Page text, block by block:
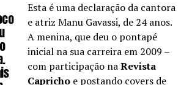
Esta é uma declaração da cantora
e atriz Manu Gavassi, de 24 anos.
A menina, que deu o pontapé
inicial na sua carreira em 2009 –
com participação naRevista
Capricho e postando covers de